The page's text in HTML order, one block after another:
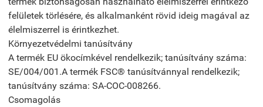
felületek törlésére, és alkalmanként rövid ideig magával az
élelmiszerrel is érintkezhet.
Környezetvédelmi tanúsítvány
A termék EU ökocímkével rendelkezik; tanúsítvány száma:
SE/004/001.A termék FSC® tanúsítvánnyal rendelkezik;
tanúsítvány száma: SA-COC-008266.
Csomagolás